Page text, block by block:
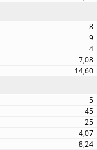
8
9
4
7,08
14,60
5
45
25
4,07
8,24